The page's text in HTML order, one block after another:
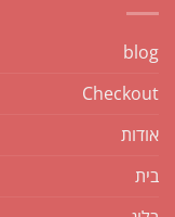
blog
Checkout
אודות
בית